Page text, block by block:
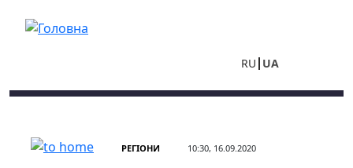
RU UA
РЕГІОНИ 10:30, 16.09.2020